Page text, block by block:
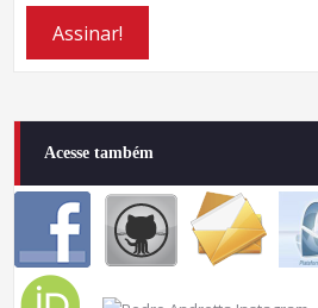
Acesse também